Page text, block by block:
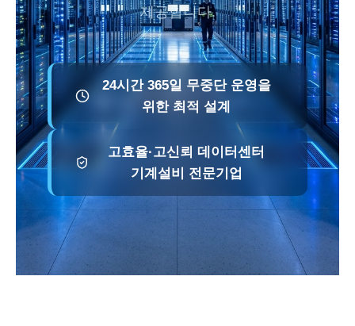
제공합니다.
24시간 365일 무중단 운영을
위한 최적 설계
고효율·고신뢰 데이터센터
기계설비 전문기업